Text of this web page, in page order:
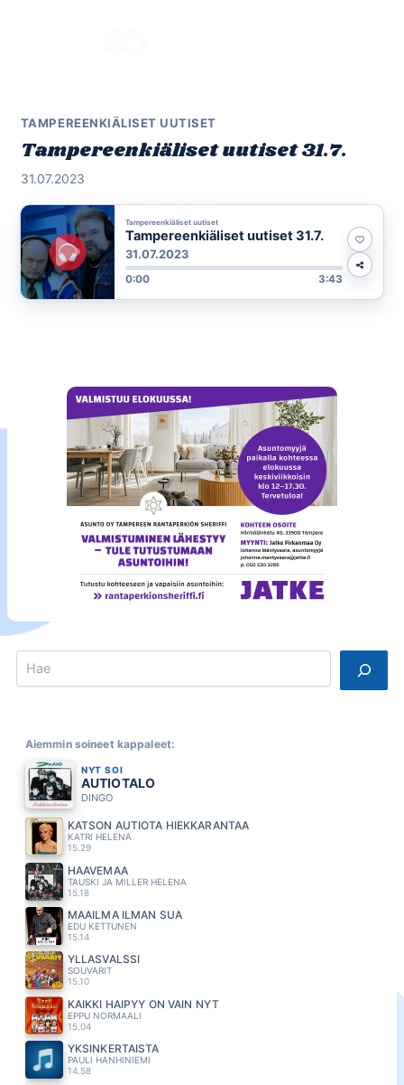
TAMPEREENKIÄLISET UUTISET
Tampereenkiäliset uutiset 31.7.
31.07.2023
Tampereenkiäliset uutiset
Tampereenkiäliset uutiset 31.7.
31.07.2023
0:00 3:43
Search
Aiemmin soineet kappaleet:
NYT SOI
AUTIOTALO
DINGO
KATSON AUTIOTA HIEKKARANTAA
KATRI HELENA
15.29
HAAVEMAA
TAUSKI JA MILLER HELENA
15.18
MAAILMA ILMAN SUA
EDU KETTUNEN
15.14
YLLÄSVALSSI
SOUVARIT
15.10
KAIKKI HAIPYY ON VAIN NYT
EPPU NORMAALI
15.04
YKSINKERTAISTA
PAULI HANHINIEMI
14.58